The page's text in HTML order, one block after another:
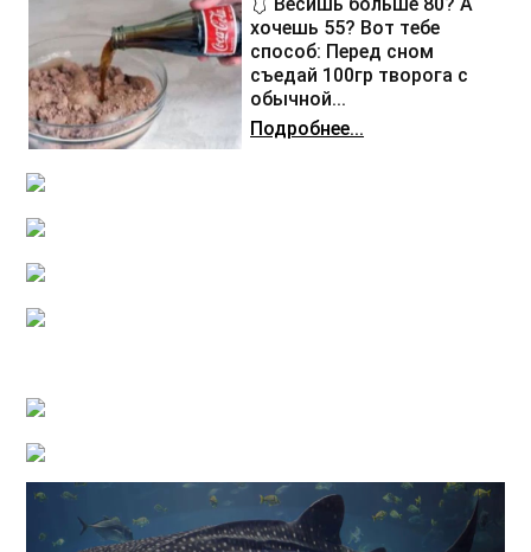
🩱 Весишь больше 80? А
хочешь 55? Вот тебе
способ: Перед сном
съедай 100гр творога с
обычной...
Подробнее...